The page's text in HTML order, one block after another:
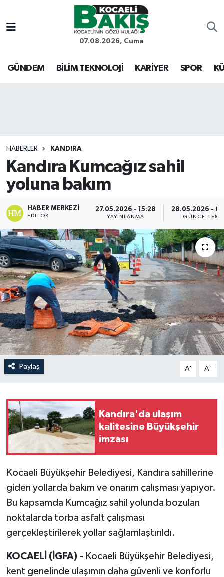
07.08.2026, Cuma
GÜNDEM BİLİM TEKNOLOJİ KARİYER SPOR
HABERLER KANDIRA
Kandıra Kumcağız sahil
yoluna bakım
HABER MERKEZI
EDITÖR
27.05.2026 - 15:28
YAYINLANMA
28.05.2026 -
GÜNCELLEME
Paylaş A- A+
Kandıra'da ulaşım
kalitesine Büyükşehir
imzası
Kocaeli Büyükşehir Belediyesi, Kandıra sahillerine
giden yollarda bakım ve onarım çalışması yapıyor.
Bu kapsamda Kumcağız sahil yolunda bozulan
noktalarda torba asfalt çalışması
gerçekleştirilerek yollar sağlamlaştırıldı.
KOCAELİ (İGFA) - Kocaeli Büyükşehir Belediyesi,
kent genelinde ulaşımın daha güvenli ve konforlu
Kocaeli Nöbetçi Eczaneler
Kocaeli Hava Durumu
Son Dakika Haberleri
Haber Arşivi